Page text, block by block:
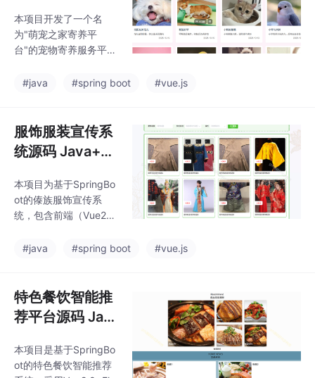
览、点赞收藏、新闻资
讯查看等功能；后台支
持资源管理、公告发
能。运行环境要求JDK1
3 前后分离
本项目开发了一个名
为"萌宠之家寄养平
台"的宠物寄养服务平
构。前端使用Vue3.0+E
is，数据库为MySQL5.
7。系统提供宠物寄养信
息发布、预约管理、照
含用户管理、宠物类型
管理、服务信息管理、
异常上报处理等模块。
码、数据库、本地部署
#java #spring boot #vue.js
服饰服装宣传系
统源码 Java+S
前后分离
本项目为基于SpringBo
ot的傣族服饰宣传系
统，包含前端（Vue2+E
va+SpringBoot2.0）技
服饰展示、套餐租赁、
定制服务、景区文化推
广及后台管理，提供购
资讯等模块。部署环境
需JDK1.8、Maven3.6.
#java #spring boot #vue.js
特色餐饮智能推
荐平台源码 Jav
Vue 前后分离
本项目是基于SpringBo
ot的特色餐饮智能推荐